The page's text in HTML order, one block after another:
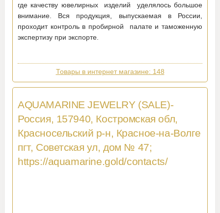
где качеству ювелирных изделий уделялось большое
внимание. Вся продукция, выпускаемая в России,
проходит контроль в пробирной палате и таможенную
экспертизу при экспорте.
Товары в интернет магазине: 148
AQUAMARINE JEWELRY (SALE)-
Россия, 157940, Костромская обл,
Красносельский р-н, Красное-на-Волге
пгт, Советская ул, дом № 47;
https://aquamarine.gold/contacts/